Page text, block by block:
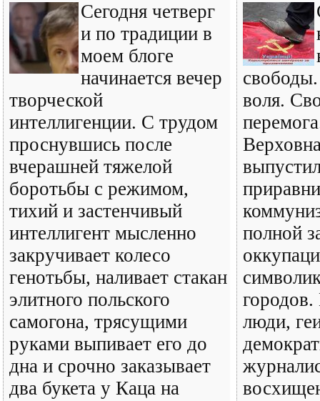
Сегодня четверг
и по традиции в
моем блоге
начинается вечер
творческой
интеллигенции. С трудом
проснувшись после
вчерашней тяжелой
боротьбы с режимом,
тихий и застенчивый
интеллигент мысленно
закручивает колесо
генотьбы, наливает стакан
элитного польского
самогона, трясущими
руками выпивает его до
дна и срочно заказывает
два букета у Каца на
воля.
полной
люди,